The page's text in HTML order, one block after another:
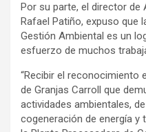
Por su parte, el director de
Rafael Patiño, expuso que
Gestión Ambiental es un
esfuerzo de muchos
“Recibir el reconocimiento
de Granjas Carroll que
actividades ambientales,
cogeneración de energía